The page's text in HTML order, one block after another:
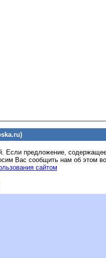
Если предложение,
Вас сообщить нам об этом
сайтом